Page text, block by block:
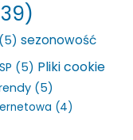
(5) sezonowość
(5) Pliki cookie
(5)
(4)